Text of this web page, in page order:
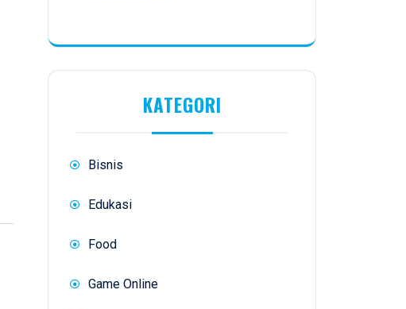
KATEGORI
Bisnis
Edukasi
Food
Game Online